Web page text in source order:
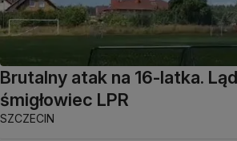
Brutalny atak na 16-latka.
śmigłowiec LPR
SZCZECIN